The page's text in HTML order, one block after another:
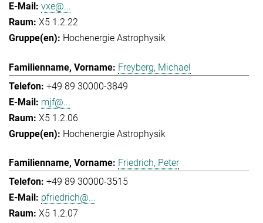
vxe@...
X5 1.2.22
Hochenergie Astrophysik
Freyberg, Michael
+49 89 30000-3849
mjf@...
X5 1.2.06
Hochenergie Astrophysik
Friedrich, Peter
+49 89 30000-3515
pfriedrich@...
X5 1.2.07